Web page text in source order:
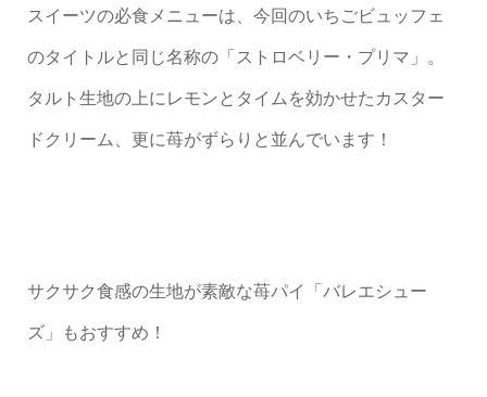
スイーツの必食メニューは、今回のいちごビュッフェ
のタイトルと同じ名称の「ストロベリー・プリマ」。
タルト生地の上にレモンとタイムを効かせたカスター
ドクリーム、更に苺がずらりと並んでいます！
サクサク食感の生地が素敵な苺パイ「バレエシュー
ズ」もおすすめ！